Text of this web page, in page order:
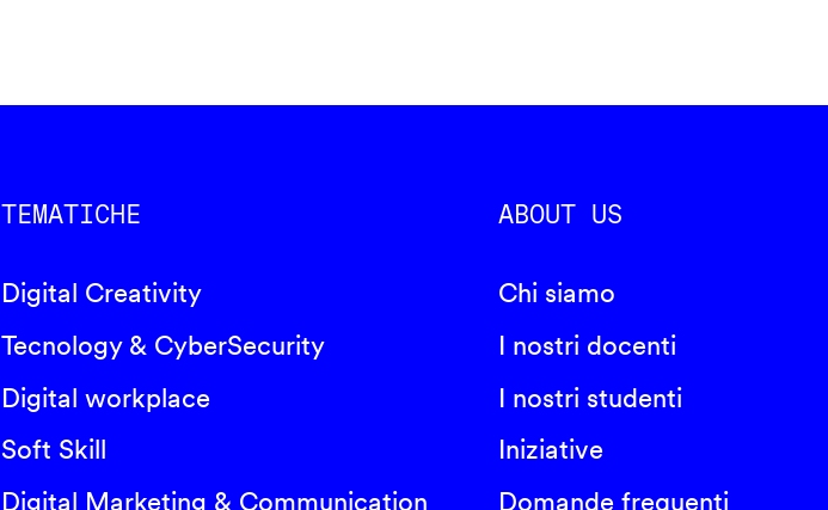
TEMATICHE
Digital Creativity
Tecnology & CyberSecurity
Digital workplace
Soft Skill
Digital Marketing & Communication
ABOUT US
Chi siamo
I nostri docenti
I nostri studenti
Iniziative
Domande frequenti